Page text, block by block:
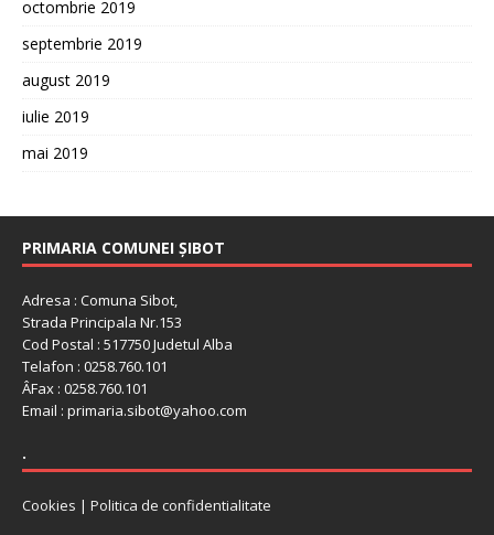
octombrie 2019
septembrie 2019
august 2019
iulie 2019
mai 2019
PRIMARIA COMUNEI ȘIBOT
Adresa : Comuna Sibot,
Strada Principala Nr.153
Cod Postal : 517750 Judetul Alba
Telafon : 0258.760.101
ÂFax : 0258.760.101
Email : primaria.sibot@yahoo.com
.
Cookies | Politica de confidentialitate